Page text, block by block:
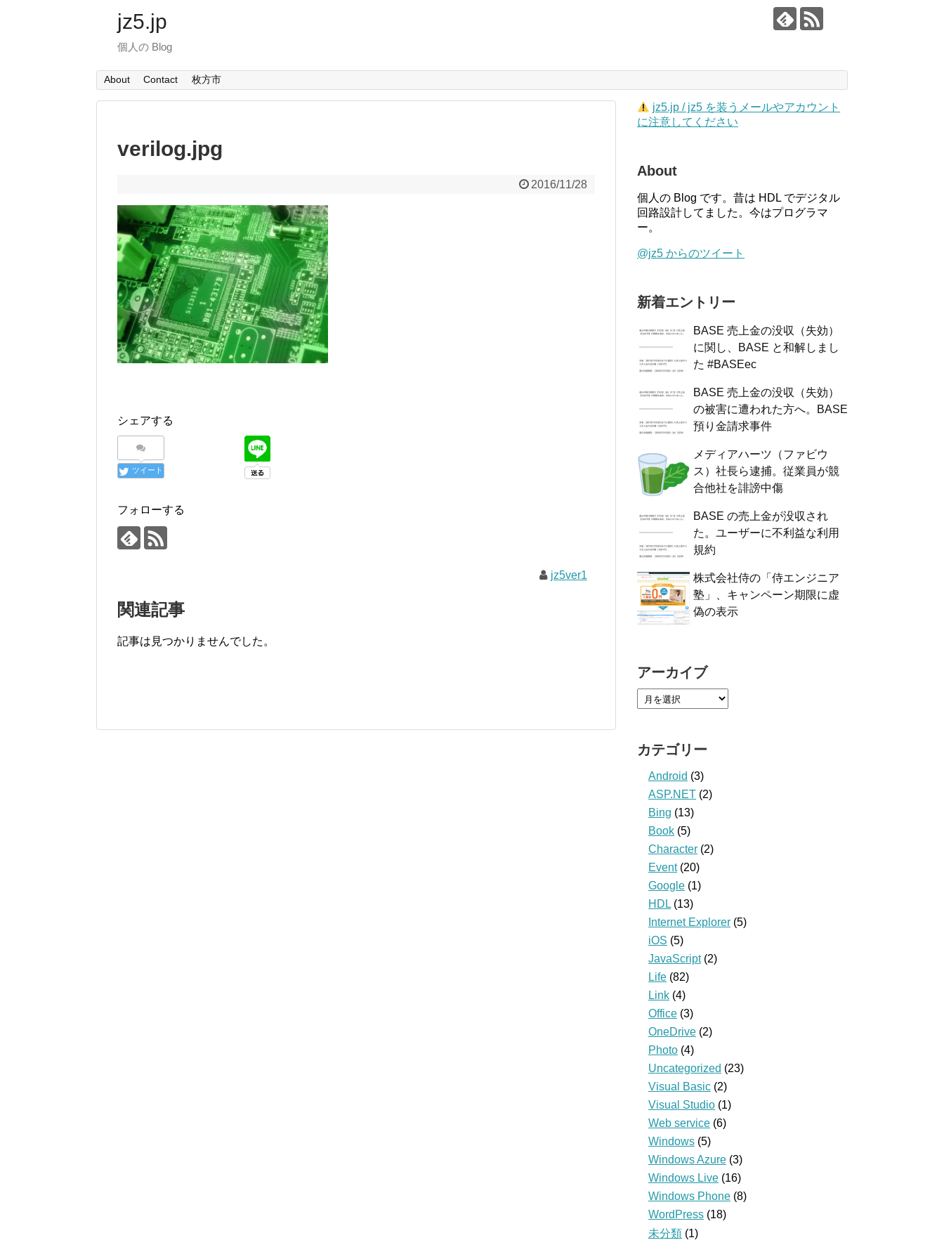
jz5.jp
個人の Blog
About Contact 枚方市
verilog.jpg
2016/11/28
シェアする
ツイート
フォローする
jz5ver1
関連記事
記事は見つかりませんでした。
jz5.jp / jz5 を装うメールやアカウント
に注意してください
About
個人の Blog です。昔は HDL でデジタル
回路設計してました。今はプログラマ
ー。
@jz5 からのツイート
新着エントリー
BASE 売上金の没収（失効）
に関し、BASE と和解しまし
た #BASEec
BASE 売上金の没収（失効）
の被害に遭われた方へ。BASE
預り金請求事件
メディアハーツ（ファビウ
ス）社長ら逮捕。従業員が競
合他社を誹謗中傷
BASE の売上金が没収され
た。ユーザーに不利益な利用
規約
株式会社侍の「侍エンジニア
塾」、キャンペーン期限に虚
偽の表示
アーカイブ
カテゴリー
Android (3)
ASP.NET (2)
Bing (13)
Book (5)
Character (2)
Event(20)
Google (1)
HDL (13)
Internet Explorer (5)
iOS (5)
JavaScript(2)
Life (82)
Link (4)
Office (3)
OneDrive (2)
Photo (4)
Uncategorized (23)
Visual Basic (2)
Visual Studio (1)
Web service (6)
Windows (5)
Windows Azure (3)
Windows Live (16)
Windows Phone (8)
WordPress (18)
未分類 (1)